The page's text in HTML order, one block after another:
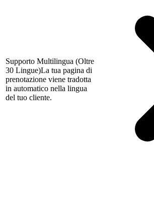
Supporto Multilingua (Oltre
30 Lingue)La tua pagina di
prenotazione viene tradotta
in automatico nella lingua
del tuo cliente.